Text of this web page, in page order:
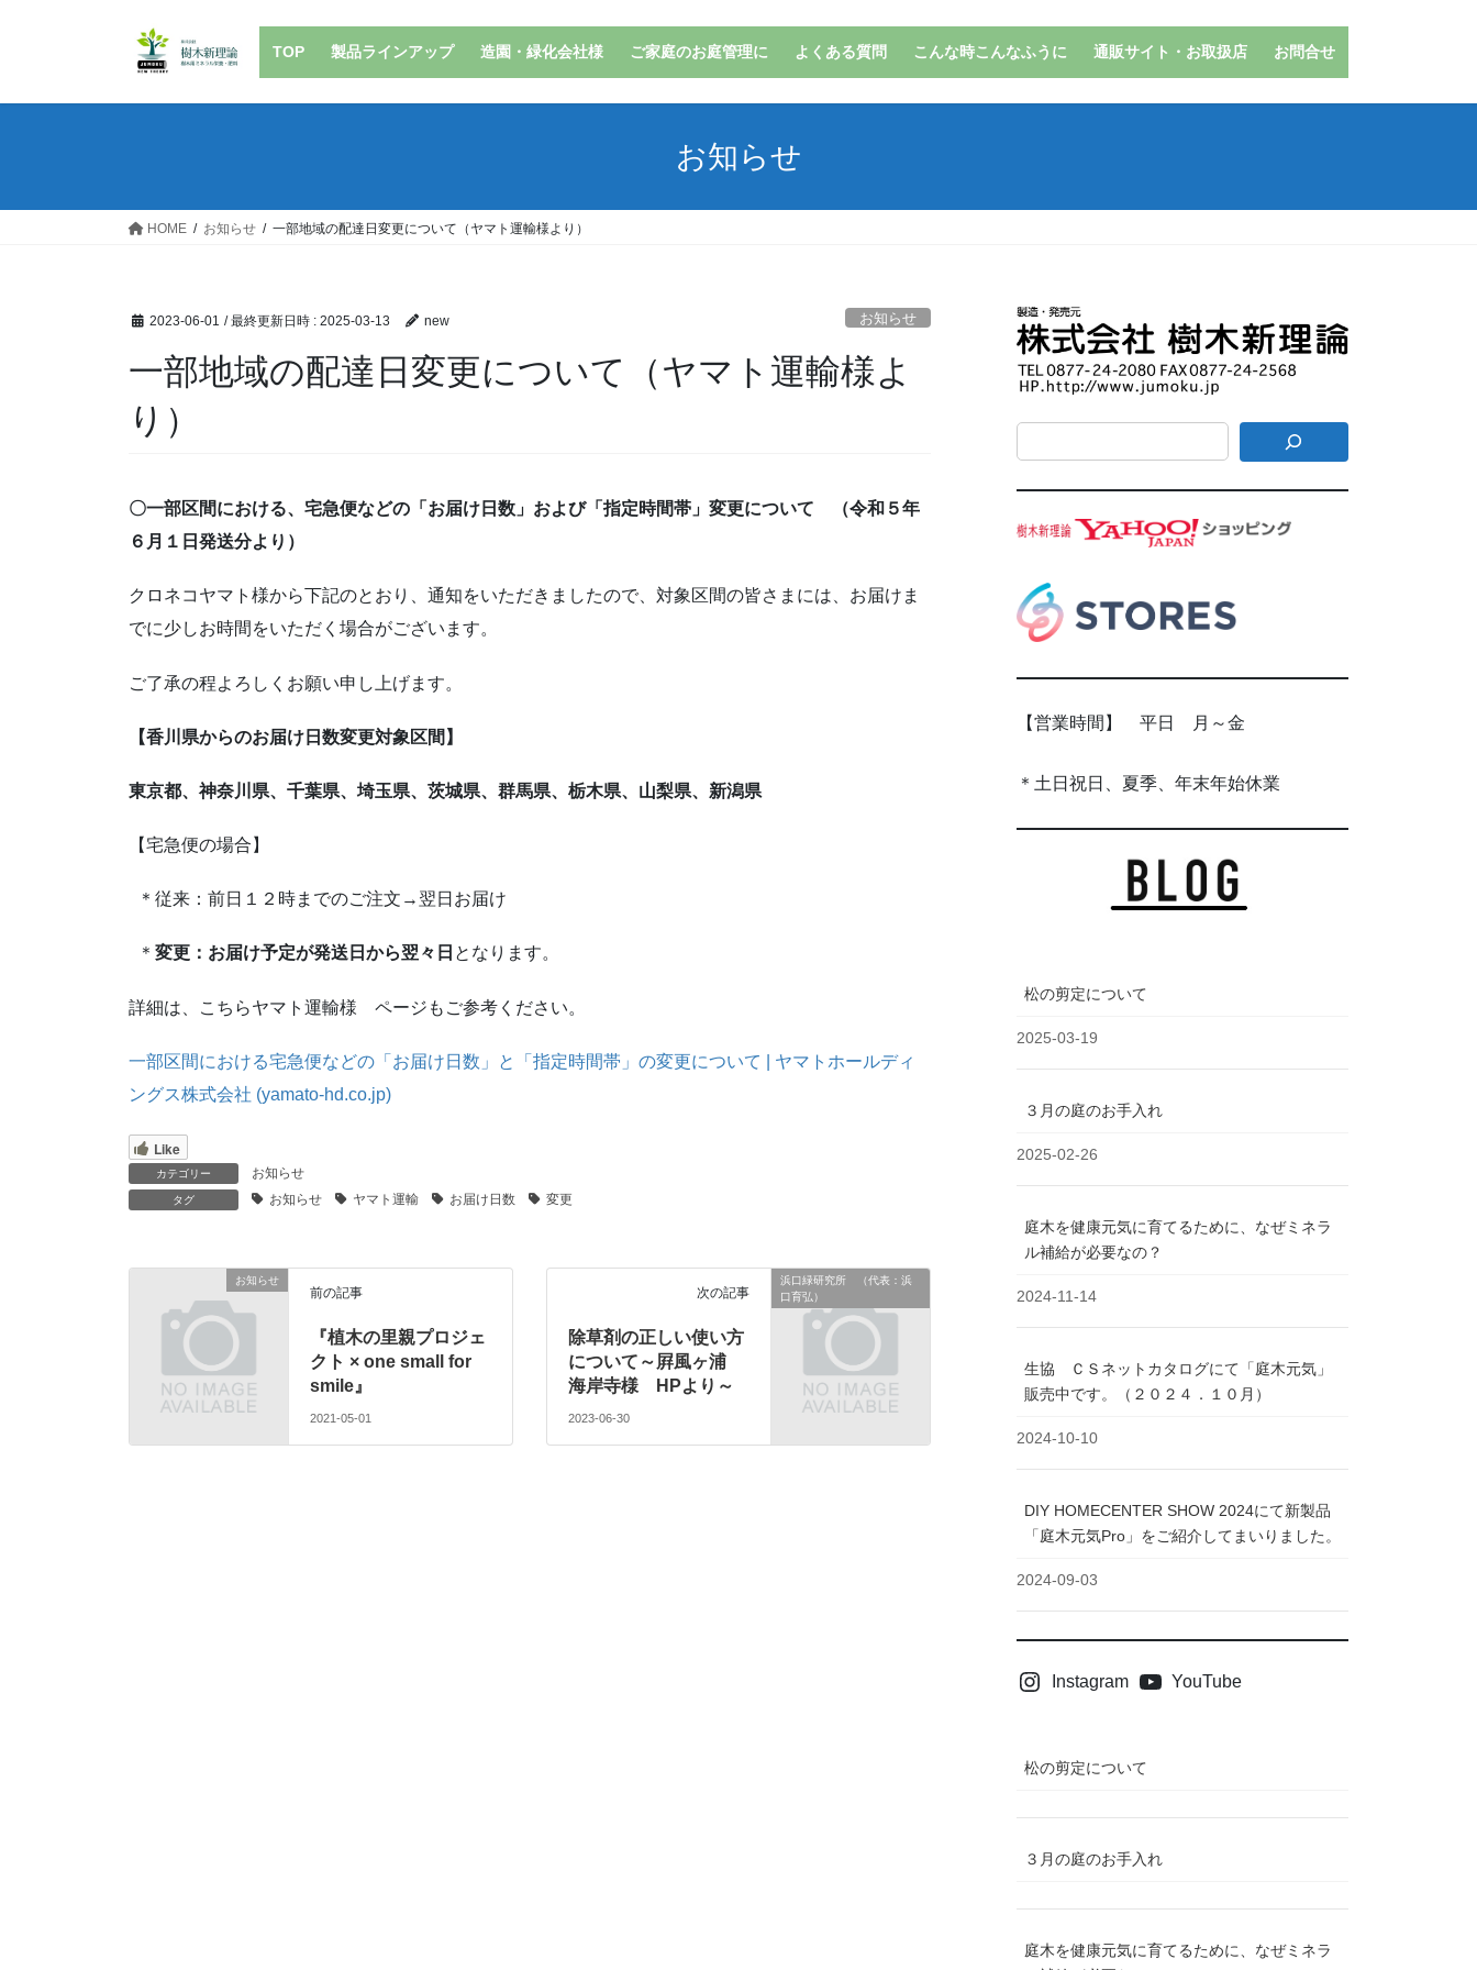
TOP 製品ラインアップ 造園・緑化会社様 ご家庭のお庭管理に よくある質問 こんな時こんなふうに 通販サイト・お取扱店 お問合せ
お知らせ
HOME お知らせ 一部地域の配達日変更について（ヤマト運輸様より）
2023-06-01 / 最終更新日時 : 2025-03-13 new お知らせ
一部地域の配達日変更について（ヤマト運輸様よ
り）
〇一部区間における、宅急便などの「お届け日数」および「指定時間帯」変更について （令和５年
６月１日発送分より）
クロネコヤマト様から下記のとおり、通知をいただきましたので、対象区間の皆さまには、お届けま
でに少しお時間をいただく場合がございます。
ご了承の程よろしくお願い申し上げます。
【香川県からのお届け日数変更対象区間】
東京都、神奈川県、千葉県、埼玉県、茨城県、群馬県、栃木県、山梨県、新潟県
【宅急便の場合】
＊従来：前日１２時までのご注文→翌日お届け
＊ 変更：お届け予定が発送日から翌々日 となります。
詳細は、こちらヤマト運輸様 ページもご参考ください。
一部区間における宅急便などの「お届け日数」と「指定時間帯」の変更について | ヤマトホールディ
ングス株式会社 (yamato-hd.co.jp)
Like
カテゴリー お知らせ
タグ お知らせ ヤマト運輸 お届け日数 変更
お知らせ
前の記事
『植木の里親プロジェ
クト × one small for
smile』
2021-05-01
浜口緑研究所 （代表：浜
口育弘）
次の記事
除草剤の正しい使い方
について～屛風ヶ浦
海岸寺様 HPより～
2023-06-30
【営業時間】 平日 月～金
＊土日祝日、夏季、年末年始休業
松の剪定について
2025-03-19
３月の庭のお手入れ
2025-02-26
庭木を健康元気に育てるために、なぜミネラ
ル補給が必要なの？
2024-11-14
生協 ＣＳネットカタログにて「庭木元気」
販売中です。（２０２４．１０月）
2024-10-10
DIY HOMECENTER SHOW 2024にて新製品
「庭木元気Pro」をご紹介してまいりました。
2024-09-03
Instagram YouTube
松の剪定について
３月の庭のお手入れ
庭木を健康元気に育てるために、なぜミネラ